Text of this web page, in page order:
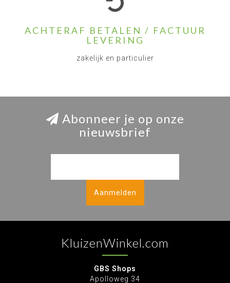
ACHTERAF BETALEN / FACTUUR
LEVERING
zakelijk en particulier
Abonneer je op onze
nieuwsbrief
Aanmelden
KluizenWinkel.com
GBS Shops
Apolloweg 34